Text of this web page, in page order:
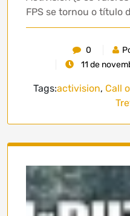
FPS se tornou o título
0
11 de
Tags:activision, Call